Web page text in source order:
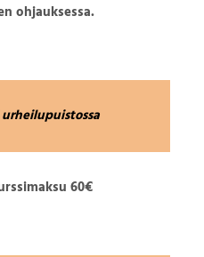
ohjauksessa.
urheilupuistossa
60€